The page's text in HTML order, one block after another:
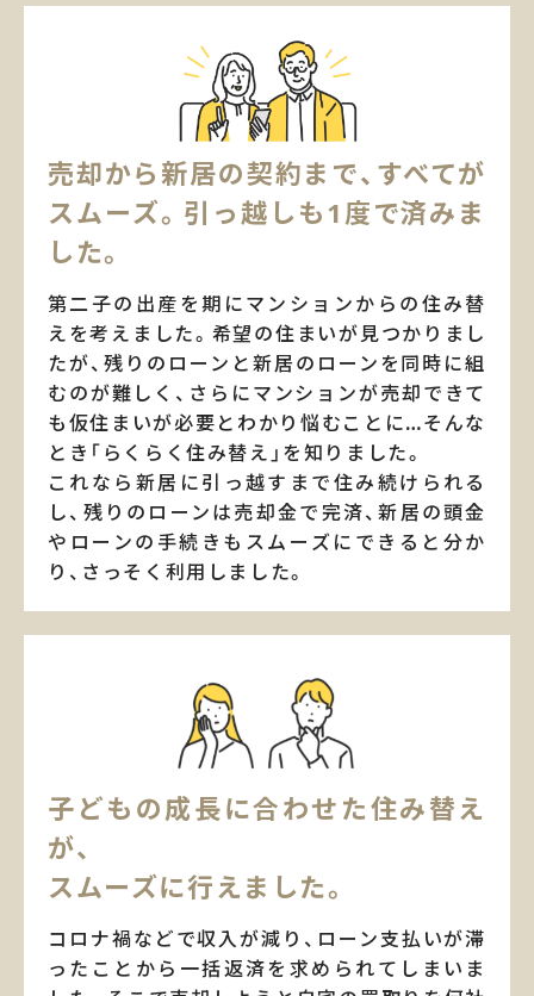
売却から新居の契約まで、 すべてが
スムーズ。引っ越しも1度で済みま
した。
第二子の出産を期にマンションからの住み替
えを考えました。希望の住まいが見つかりまし
たが、残りのローンと新居のローンを同時に組
むのが難しく、さらにマンションが売却できて
も仮住まいが必要とわかり悩むことに…そんな
とき「らくらく住み替え」を知りました。
これなら新居に引っ越すまで住み続けられる
し、残りのローンは売却金で完済、新居の頭金
やローンの手続きもスムーズにできると分か
り、さっそく利用しました。
子どもの成長に合わせた住み替え
が、
スムーズに行えました。
コロナ禍などで収入が減り、ローン支払いが滞
ったことから一括返済を求められてしまいま